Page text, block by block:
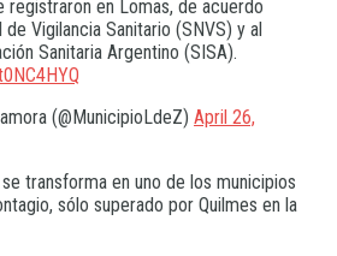
registraron en Lomas, de acuerdo
Vigilancia Sanitario (SNVS) y al
Sanitaria Argentino (SISA).
(@MunicipioLdeZ) April 26,
transforma en uno de los municipios
sólo superado por Quilmes en la